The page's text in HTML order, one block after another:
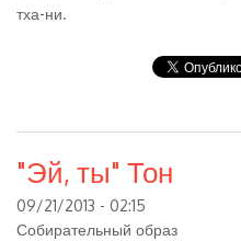
тха-ни.
"Эй, ты" Тон
09/21/2013 - 02:15
Собирательный образ